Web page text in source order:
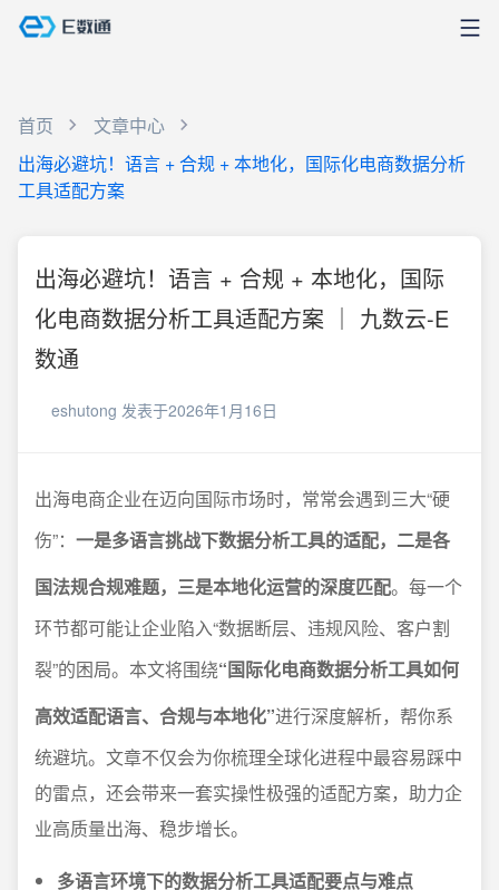
首页
文章中心
出海必避坑！语言 + 合规 + 本地化，国际化电商数据分析
工具适配方案
出海必避坑！语言 + 合规 + 本地化，国际
化电商数据分析工具适配方案 ｜ 九数云-E
数通
eshutong 发表于2026年1月16日
出海电商企业在迈向国际市场时，常常会遇到三大“硬
伤”： 一是多语言挑战下数据分析工具的适配，二是各
国法规合规难题，三是本地化运营的深度匹配。每一个
环节都可能让企业陷入“数据断层、违规风险、客户割
裂”的困局。本文将围绕“国际化电商数据分析工具如何
高效适配语言、合规与本地化”进行深度解析，帮你系
统避坑。文章不仅会为你梳理全球化进程中最容易踩中
的雷点，还会带来一套实操性极强的适配方案，助力企
业高质量出海、稳步增长。
多语言环境下的数据分析工具适配要点与难点